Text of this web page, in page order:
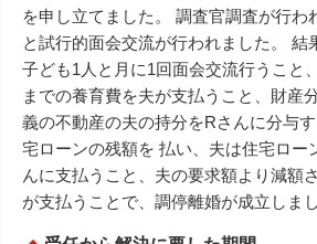
を申し立てました。 調査官調査が行わ
と試行的面会交流が行われました。 結
子ども1人と月に1回面会交流行うこと
までの養育費を夫が支払うこと、財産
義の不動産の夫の持分をRさんに分与
宅ローンの残額を 払い、夫は住宅ロー
んに支払うこと、夫の要求額より減額
が支払うことで、調停離婚が成立しまし